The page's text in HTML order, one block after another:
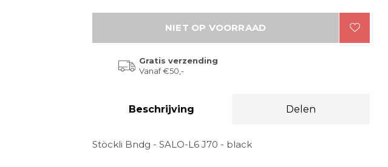
NIET OP VOORRAAD
Gratis verzending
Vanaf €50,-
Beschrijving Delen
Stöckli Bndg - SALO-L6 J70 - black